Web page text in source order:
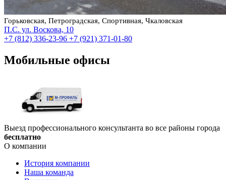
Горьковская, Петроградская, Спортивная, Чкаловская
П.С. ул. Воскова, 10
+7 (812) 336-23-96 +7 (921) 371-01-80
Мобильные офисы
Выезд профессионального консультанта во все районы города
бесплатно
О компании
История компании
Наша команда